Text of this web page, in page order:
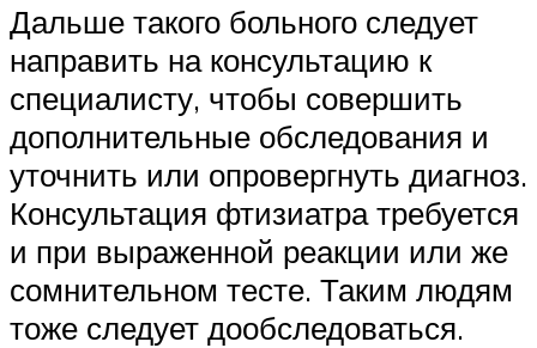
Дальше такого больного следует
направить на консультацию к
специалисту, чтобы совершить
дополнительные обследования и
уточнить или опровергнуть диагноз.
Консультация фтизиатра требуется
и при выраженной реакции или же
сомнительном тесте. Таким людям
тоже следует дообследоваться.